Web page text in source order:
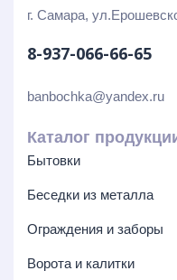
г. Самара,
8-937-066-66-65
banbochka@yandex.ru
Каталог
Бытовки
Беседки из металла
Ограждения и заборы
Ворота и калитки